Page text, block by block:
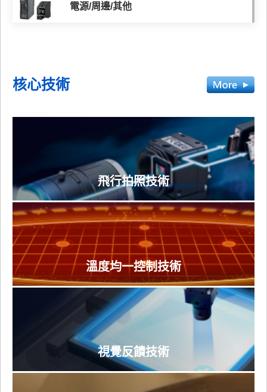
電源/周邊/其他
核心技術
飛行拍照技術
溫度均一控制技術
視覺反饋技術